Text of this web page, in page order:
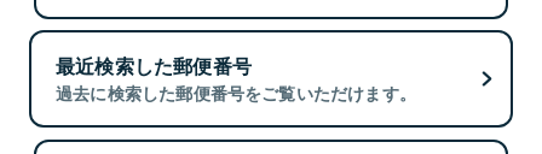
最近検索した郵便番号
過去に検索した郵便番号をご覧いただけます。